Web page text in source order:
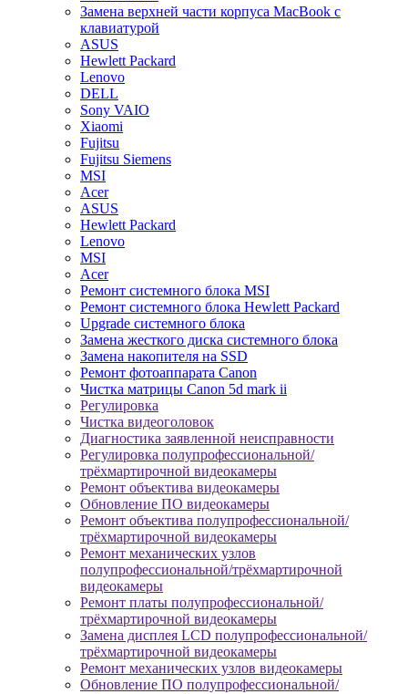
Замена верхней части корпуса MacBook с
клавиатурой
ASUS
Hewlett Packard
Lenovo
DELL
Sony VAIO
Xiaomi
Fujitsu
Fujitsu Siemens
MSI
Acer
ASUS
Hewlett Packard
Lenovo
MSI
Acer
Ремонт системного блока MSI
Ремонт системного блока Hewlett Packard
Upgrade системного блока
Замена жесткого диска системного блока
Замена накопителя на SSD
Ремонт фотоаппарата Canon
Чистка матрицы Canon 5d mark ii
Регулировка
Чистка видеоголовок
Диагностика заявленной неисправности
Регулировка полупрофессиональной/
трёхмартирочной видеокамеры
Ремонт объектива видеокамеры
Обновление ПО видеокамеры
Ремонт объектива полупрофессиональной/
трёхмартирочной видеокамеры
Ремонт механических узлов
полупрофессиональной/трёхмартирочной
видеокамеры
Ремонт платы полупрофессиональной/
трёхмартирочной видеокамеры
Замена дисплея LCD полупрофессиональной/
трёхмартирочной видеокамеры
Ремонт механических узлов видеокамеры
Обновление ПО полупрофессиональной/